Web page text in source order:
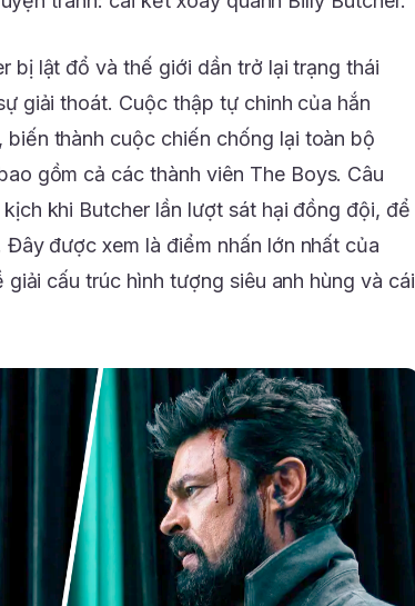
bị lật đổ và thế giới dần trở lại trạng thái
giải thoát. Cuộc thập tự chinh của hắn
thành cuộc chiến chống lại toàn bộ
gồm cả các thành viên The Boys. Câu
khi Butcher lần lượt sát hại đồng đội, để
được xem là điểm nhấn lớn nhất của
cấu trúc hình tượng siêu anh hùng và cái